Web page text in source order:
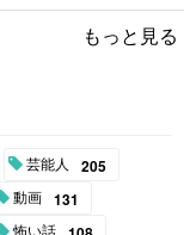
もっと見る
芸能人 205
動画 131
怖い話